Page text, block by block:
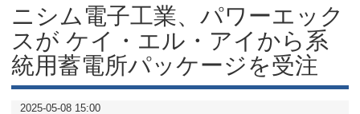
採用情報
お問い合わせ
ニシム電子工業、パワーエック
スが ケイ・エル・アイから系
統用蓄電所パッケージを受注
2025-05-08 15:00